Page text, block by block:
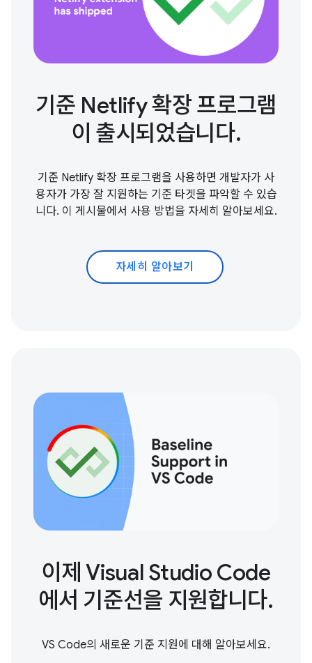
기준 Netlify 확장 프로그램
이 출시되었습니다.
기준 Netlify 확장 프로그램을 사용하면 개발자가 사
용자가 가장 잘 지원하는 기준 타겟을 파악할 수 있습
니다. 이 게시물에서 사용 방법을 자세히 알아보세요.
자세히 알아보기
이제 Visual Studio Code
에서 기준선을 지원합니다.
VS Code의 새로운 기준 지원에 대해 알아보세요.